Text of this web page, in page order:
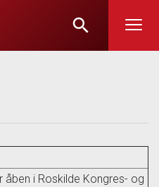
search
åben i Roskilde Kongres- og